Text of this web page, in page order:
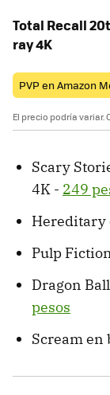
Total Recall
ray 4K
PVP en Amazon
El precio podría
Scary
4K - 249
Hereditary
Pulp
Dragon
pesos
Scream en